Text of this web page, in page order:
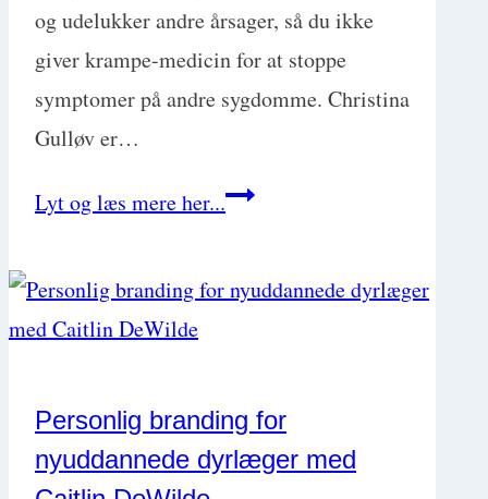
og udelukker andre årsager, så du ikke
giver krampe-medicin for at stoppe
symptomer på andre sygdomme. Christina
Gulløv er…
Lyt og læs mere her...Akutte
Epilepsi
Hvad
du
Personlig branding for
nyuddannede dyrlæger med